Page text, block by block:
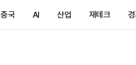
중국 AI 산업 재테크 경